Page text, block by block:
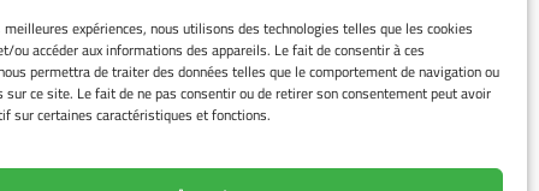
expériences, nous utilisons des technologies telles que les cookies
ou accéder aux informations des appareils. Le fait de consentir à ces
permettra de traiter des données telles que le comportement de navigation ou
sur ce site. Le fait de ne pas consentir ou de retirer son consentement peut avoir
sur certaines caractéristiques et fonctions.
Politique de cookies
Déclaration de
confidentialité
Avertissement